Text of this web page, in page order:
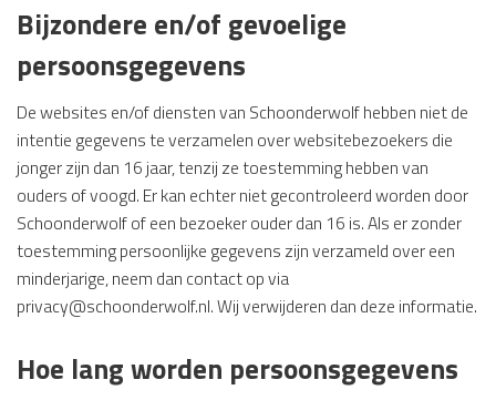
Bijzondere en/of gevoelige
persoonsgegevens
De websites en/of diensten van Schoonderwolf hebben niet de
intentie gegevens te verzamelen over websitebezoekers die
jonger zijn dan 16 jaar, tenzij ze toestemming hebben van
ouders of voogd. Er kan echter niet gecontroleerd worden door
Schoonderwolf of een bezoeker ouder dan 16 is. Als er zonder
toestemming persoonlijke gegevens zijn verzameld over een
minderjarige, neem dan contact op via
privacy@schoonderwolf.nl. Wij verwijderen dan deze informatie.
Hoe lang worden persoonsgegevens